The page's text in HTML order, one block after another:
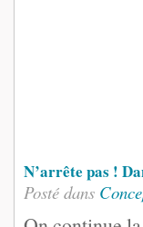
N’arrête pas !
Posté dans